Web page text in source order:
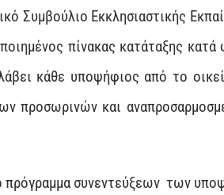
Συμβούλιο Εκκλησιαστικής
πίνακας κατάταξης
κάθε υποψήφιος από το
προσωρινών και
πρόγραμμα συνεντεύξεων των